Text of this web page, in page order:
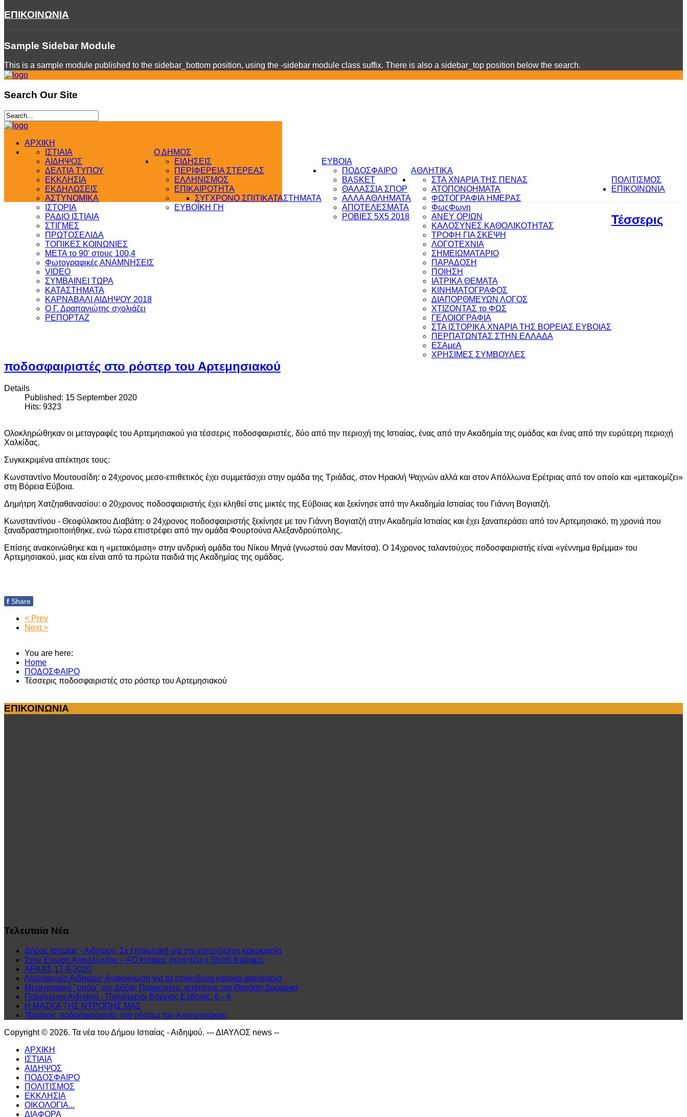
ΕΠΙΚΟΙΝΩΝΙΑ
Sample Sidebar Module
This is a sample module published to the sidebar_bottom position, using the -sidebar module class suffix. There is also a sidebar_top position below the search.
Search Our Site
ΑΡΧΙΚΗ
Ο ΔΗΜΟΣ
ΙΣΤΙΑΙΑ
ΑΙΔΗΨΟΣ
ΔΕΛΤΙΑ ΤΥΠΟΥ
ΕΚΚΛΗΣΙΑ
ΕΚΔΗΛΩΣΕΙΣ
ΑΣΤΥΝΟΜΙΚΑ
ΙΣΤΟΡΙΑ
ΡΑΔΙΟ ΙΣΤΙΑΙΑ
ΣΤΙΓΜΕΣ
ΠΡΩΤΟΣΕΛΙΔΑ
ΤΟΠΙΚΕΣ ΚΟΙΝΩΝΙΕΣ
ΜΕΤΑ το 90' στους 100,4
Φωτογραφικές ΑΝΑΜΝΗΣΕΙΣ
VIDEO
ΣΥΜΒΑΙΝΕΙ ΤΩΡΑ
ΚΑΤΑΣΤΗΜΑΤΑ
ΚΑΡΝΑΒΑΛΙ ΑΙΔΗΨΟΥ 2018
Ο Γ. Δραπανιώτης σχολιάζει
ΡΕΠΟΡΤΑΖ
ΕΥΒΟΙΑ
ΕΙΔΗΣΕΙΣ
ΠΕΡΙΦΕΡΕΙΑ ΣΤΕΡΕΑΣ
ΕΛΛΗΝΙΣΜΟΣ
ΕΠΙΚΑΙΡΟΤΗΤΑ
ΚΑΤΑΣΤΗΜΑΤΑ
ΣΥΓΧΡΟΝΟ ΣΠΙΤΙ
ΕΥΒΟΪΚΗ ΓΗ
ΑΘΛΗΤΙΚΑ
ΠΟΔΟΣΦΑΙΡΟ
BASKET
ΘΑΛΑΣΣΙΑ ΣΠΟΡ
ΑΛΛΑ ΑΘΛΗΜΑΤΑ
ΑΠΟΤΕΛΕΣΜΑΤΑ
ΡΟΒΙΕΣ 5Χ5 2018
ΠΟΛΙΤΙΣΜΟΣ
ΣΤΑ ΧΝΑΡΙΑ ΤΗΣ ΠΕΝΑΣ
ΑΤΟΠΟΝΟΗΜΑΤΑ
ΦΩΤΟΓΡΑΦΙΑ ΗΜΕΡΑΣ
ΦωςΦωνη
ANEY ΟΡΙΩΝ
ΚΑΛΟΣΥΝΕΣ ΚΑΘΟΛΙΚΟΤΗΤΑΣ
ΤΡΟΦΗ ΓΙΑ ΣΚΕΨΗ
ΛΟΓΟΤΕΧΝΙΑ
ΣΗΜΕΙΩΜΑΤΑΡΙΟ
ΠΑΡΑΔΟΣΗ
ΠΟΙΗΣΗ
ΙΑΤΡΙΚΑ ΘΕΜΑΤΑ
ΚΙΝΗΜΑΤΟΓΡΑΦΟΣ
ΔΙΑΠΟΡΘΜΕΥΩΝ ΛΟΓΟΣ
ΧΤΙΖΟΝΤΑΣ το ΦΩΣ
ΓΕΛΟΙΟΓΡΑΦΙΑ
ΣΤΑ ΙΣΤΟΡΙΚΑ ΧΝΑΡΙΑ ΤΗΣ ΒΟΡΕΙΑΣ ΕΥΒΟΙΑΣ
ΠΕΡΠΑΤΩΝΤΑΣ ΣΤΗΝ ΕΛΛΑΔΑ
ΕΣΑμεΑ
ΧΡΗΣΙΜΕΣ ΣΥΜΒΟΥΛΕΣ
ΕΠΙΚΟΙΝΩΝΙΑ
Τέσσερις
ποδοσφαιριστές στο ρόστερ του Αρτεμησιακού
Details
Published: 15 September 2020
Hits: 9323
Ολοκληρώθηκαν οι μεταγραφές του Αρτεμησιακού για τέσσερις ποδοσφαιριστές, δύο από την περιοχή της Ιστιαίας, ένας από την Ακαδημία της ομάδας και ένας από την ευρύτερη περιοχή
Χαλκίδας.
Συγκεκριμένα απέκτησε τους:
Κωνσταντίνο Μουτουσίδη: ο 24χρονος μεσο-επιθετικός έχει συμμετάσχει στην ομάδα της Τριάδας, στον Ηρακλή Ψαχνών αλλά και στον Απόλλωνα Ερέτριας από τον οποίο και «μετακομίζει»
στη Βόρεια Εύβοια.
Δημήτρη Χατζηαθανασίου: ο 20χρονος ποδοσφαιριστής έχει κληθεί στις μικτές της Εύβοιας και ξεκίνησε από την Ακαδημία Ιστιαίας του Γιάννη Βογιατζή.
Κωνσταντίνου - Θεοφύλακτου Διαβάτη: ο 24χρονος ποδοσφαιριστής ξεκίνησε με τον Γιάννη Βογιατζή στην Ακαδημία Ιστιαίας και έχει ξαναπεράσει από τον Αρτεμησιακό, τη χρονιά που
ξαναδραστηριοποιήθηκε, ενώ τώρα επιστρέφει από την ομάδα Φουρτούνα Αλεξανδρούπολης.
Επίσης ανακοινώθηκε και η «μετακόμιση» στην ανδρική ομάδα του Νίκου Μηνά (γνωστού σαν Μανίτσα). Ο 14χρονος ταλαντούχος ποδοσφαιριστής είναι «γέννημα θρέμμα» του
Αρτεμησιακού, μιας και είναι από τα πρώτα παιδιά της Ακαδημίας της ομάδας.
f Share
< Prev
Next >
You are here:
Home
ΠΟΔΟΣΦΑΙΡΟ
Τέσσερις ποδοσφαιριστές στο ρόστερ του Αρτεμησιακού
ΕΠΙΚΟΙΝΩΝΙΑ
Τελευταία Νέα
Δήμος Ιστιαίας - Αιδηψού: Σε επιφυλακή για την επερχόμενη κακοκαιρία
Στην Ένωση Απολλωνίου – ΑΟ Ιστιαίας συνεχίζει ο Shefit Kalivaci.
ΑΡΚΑΣ 17-9-2020
Λιμεναρχείο Αιδηψού: Ανακοίνωση για τα επικίνδυνα καιρικά φαινόμενα
Μεταγραφικό "μπάμ" της Δόξας Προκοπίου: απέκτησε τον Θανάση Δαμάσκο
Παλαίμαχοι Αιδηψού - Παλαίμαχοι Βόρειας Εύβοιας: 6 - 4
Η ΜΑΣΚΑ ΤΗΣ ΝΤΡΟΠΗΣ ΜΑΣ
Τέσσερις ποδοσφαιριστές στο ρόστερ του Αρτεμησιακού
Copyright © 2026. Τα νέα του Δήμου Ιστιαίας - Αιδηψού. --- ΔΙΑΥΛΟΣ news --
ΑΡΧΙΚΗ
ΙΣΤΙΑΙΑ
ΑΙΔΗΨΟΣ
ΠΟΔΟΣΦΑΙΡΟ
ΠΟΛΙΤΙΣΜΟΣ
ΕΚΚΛΗΣΙΑ
ΟΙΚΟΛΟΓΙΑ...
ΔΙΑΦΟΡΑ